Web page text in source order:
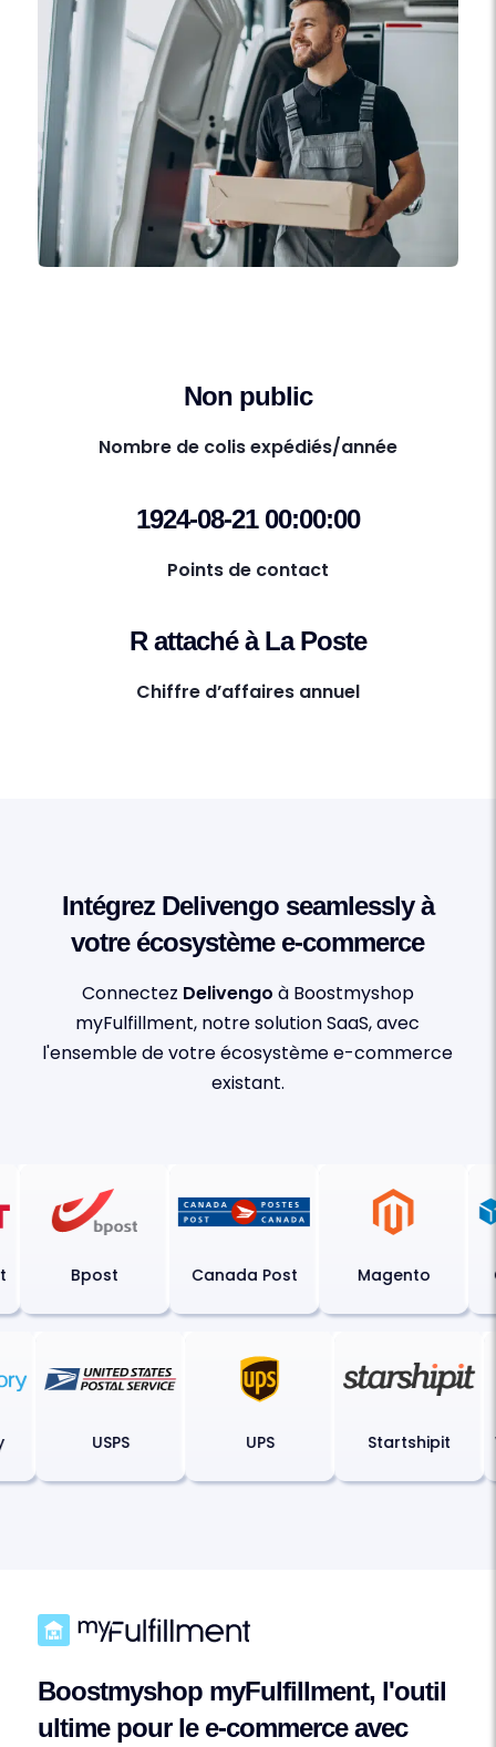
Non public
Nombre de colis expédiés/année
1924-08-21 00:00:00
Points de contact
R attaché à La Poste
Chiffre d’affaires annuel
Intégrez Delivengo seamlessly à
votre écosystème e-commerce
Connectez Delivengo à Boostmyshop
myFulfillment, notre solution SaaS, avec
l'ensemble de votre écosystème e-commerce
existant.
Bpost Canada Post Magento
USPS UPS Startshipit
Boostmyshop myFulfillment, l'outil
ultime pour le e-commerce avec